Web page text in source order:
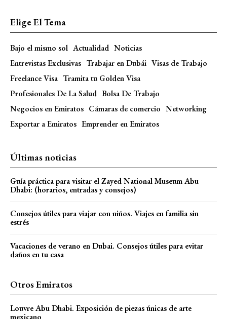
Elige El Tema
Bajo el mismo sol Actualidad Noticias
Entrevistas Exclusivas Trabajar en Dubái Visas de Trabajo
Freelance Visa Tramita tu Golden Visa
Profesionales De La Salud Bolsa De Trabajo
Negocios en Emiratos Cámaras de comercio Networking
Exportar a Emiratos Emprender en Emiratos
Últimas noticias
Guía práctica para visitar el Zayed National Museum Abu
Dhabi: (horarios, entradas y consejos)
Consejos útiles para viajar con niños. Viajes en familia sin
estrés
Vacaciones de verano en Dubai. Consejos útiles para evitar
daños en tu casa
Otros Emiratos
Louvre Abu Dhabi. Exposición de piezas únicas de arte
mexicano